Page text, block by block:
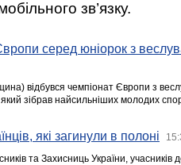
зв’язку.
серед юніорок з
відбувся чемпіонат Європи з
зібрав найсильніших молодих
які загинули в полоні
та Захисниць України,